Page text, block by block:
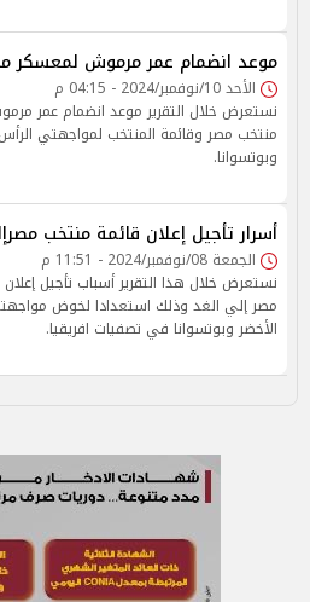
موعد انضمام عمر مرموش لمعسكر
الأحد 10/نوفمبر/2024 - 04:15 م
نستعرض خلال التقرير موعد انضمام عمر
منتخب مصر وقائمة المنتخب لمواجهتي
وبوتسوانا.
أسرار تأجيل إعلان قائمة منتخب
الجمعة 08/نوفمبر/2024 - 11:51 م
نستعرض خلال هذا التقرير أسباب تأجيل
مصر إلي الغد وذلك استعدادا لخوض
الأخضر وبوتسوانا في تصفيات افريقيا.